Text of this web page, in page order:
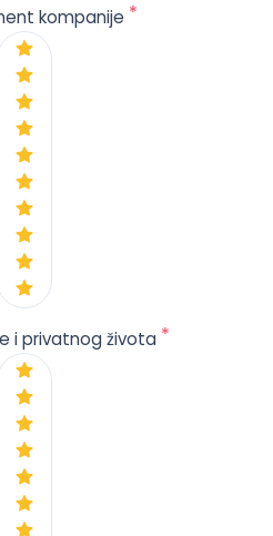
kompanije *
i privatnog života *